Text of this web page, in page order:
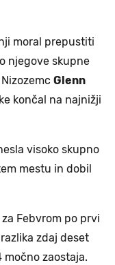
moral prepustiti
njegove skupne
Glenn
končal na najnižji
visoko skupno
mestu in dobil
Febvrom po prvi
zdaj deset
zaostaja.